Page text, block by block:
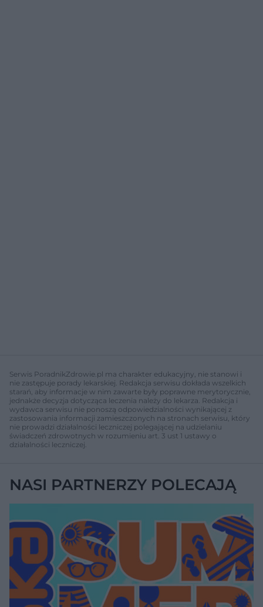
Serwis PoradnikZdrowie.pl ma charakter edukacyjny, nie stanowi i
nie zastępuje porady lekarskiej. Redakcja serwisu dokłada wszelkich
starań, aby informacje w nim zawarte były poprawne merytorycznie,
jednakże decyzja dotycząca leczenia należy do lekarza. Redakcja i
wydawca serwisu nie ponoszą odpowiedzialności wynikającej z
zastosowania informacji zamieszczonych na stronach serwisu, który
nie prowadzi działalności leczniczej polegającej na udzielaniu
świadczeń zdrowotnych w rozumieniu art. 3 ust 1 ustawy o
działalności leczniczej.
NASI PARTNERZY POLECAJĄ